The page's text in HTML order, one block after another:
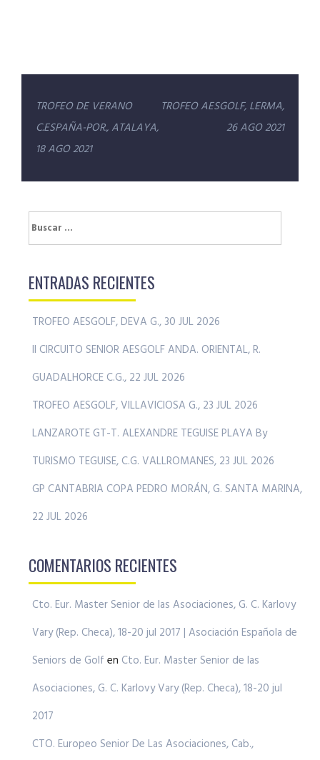
Navegación
de
entradas
TROFEO DE VERANO
C.ESPAÑA-POR., ATALAYA,
18 AGO 2021
TROFEO AESGOLF, LERMA,
26 AGO 2021
Buscar:
ENTRADAS RECIENTES
TROFEO AESGOLF, DEVA G., 30 JUL 2026
II CIRCUITO SENIOR AESGOLF ANDA. ORIENTAL, R.
GUADALHORCE C.G., 22 JUL 2026
TROFEO AESGOLF, VILLAVICIOSA G., 23 JUL 2026
LANZAROTE GT-T. ALEXANDRE TEGUISE PLAYA By
TURISMO TEGUISE, C.G. VALLROMANES, 23 JUL 2026
GP CANTABRIA COPA PEDRO MORÁN, G. SANTA MARINA,
22 JUL 2026
COMENTARIOS RECIENTES
Cto. Eur. Master Senior de las Asociaciones, G. C. Karlovy
Vary (Rep. Checa), 18-20 jul 2017 | Asociación Española de
Seniors de Golf en Cto. Eur. Master Senior de las
Asociaciones, G. C. Karlovy Vary (Rep. Checa), 18-20 jul
2017
CTO. Europeo Senior De Las Asociaciones, Cab.,